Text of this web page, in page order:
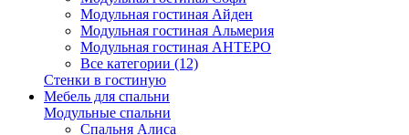
Модульная гостиная Айден
Модульная гостиная Альмерия
Модульная гостиная АНТЕРО
Все категории (12)
Стенки в гостиную
Мебель для спальни
Модульные спальни
Спальня Алиса